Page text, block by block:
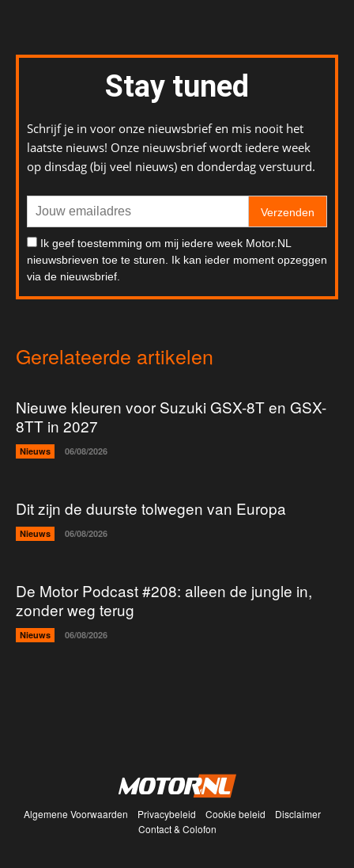
Stay tuned
Schrijf je in voor onze nieuwsbrief en mis nooit het
laatste nieuws! Onze nieuwsbrief wordt iedere week
op dinsdag (bij veel nieuws) en donderdag verstuurd.
Verzenden
Ik geef toestemming om mij iedere week Motor.NL
nieuwsbrieven toe te sturen. Ik kan ieder moment opzeggen
via de nieuwsbrief.
Gerelateerde artikelen
Nieuwe kleuren voor Suzuki GSX-8T en GSX-
8TT in 2027
Nieuws 06/08/2026
Dit zijn de duurste tolwegen van Europa
Nieuws 06/08/2026
De Motor Podcast #208: alleen de jungle in,
zonder weg terug
Nieuws 06/08/2026
Algemene Voorwaarden Privacybeleid Cookie beleid
Disclaimer
Contact & Colofon